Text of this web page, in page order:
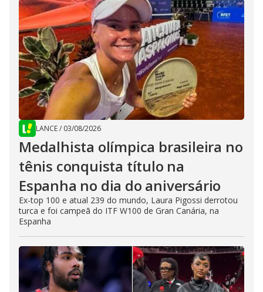
LANCE/ 03/08/2026
Medalhista olímpica brasileira no
tênis conquista título na
Espanha no dia do aniversário
Ex-top 100 e atual 239 do mundo, Laura Pigossi derrotou
turca e foi campeã do ITF W100 de Gran Canária, na
Espanha